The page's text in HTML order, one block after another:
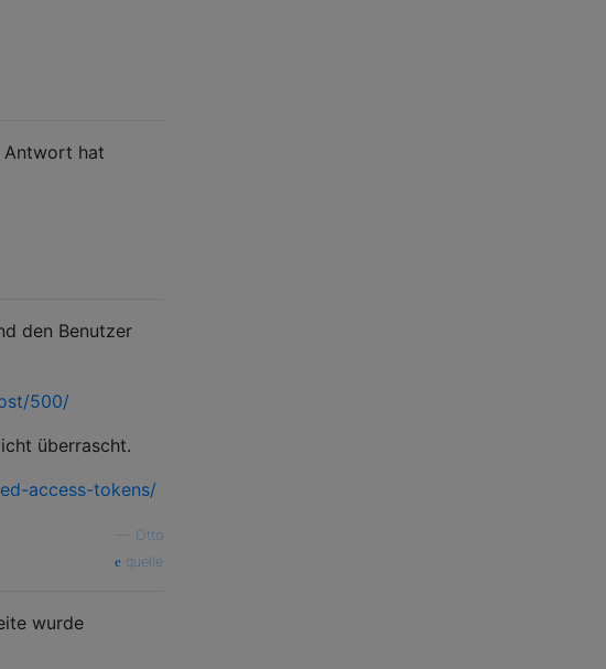
Antwort hat
den Benutzer
500/
überrascht.
access-tokens/
Otto
quelle
wurde